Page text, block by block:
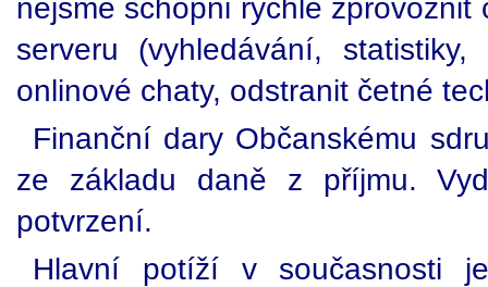
nejsme schopni rychle
serveru (vyhledávání,
onlinové chaty, odstranit četné
Finanční dary Občanskému
ze základu daně z příjmu.
potvrzení.
Hlavní potíží v současnosti